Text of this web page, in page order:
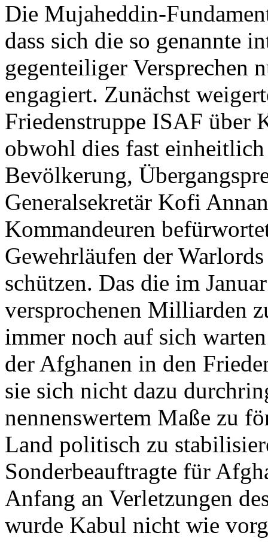
Die Mujaheddin-
dass sich die so genannte
gegenteiliger Versprechen
engagiert. Zunächst
Friedenstruppe ISAF über
obwohl dies fast
Bevölkerung,
Generalsekretär Kofi
Kommandeuren
Gewehrläufen der
schützen. Das die im
versprochenen Milliarden
immer noch auf sich
der Afghanen in den
sie sich nicht dazu
nennenswertem Maße zu
Land politisch zu
Sonderbeauftragte für
Anfang an Verletzungen
wurde Kabul nicht wie